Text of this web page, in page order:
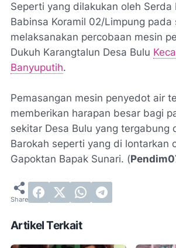
Seperti yang dilakukan oleh Serda
Babinsa Koramil 02/Limpung pada
melaksanakan percobaan mesin
Dukuh Karangtalun Desa Bulu
Banyuputih.
Pemasangan mesin penyedot air
memberikan harapan besar bagi
sekitar Desa Bulu yang tergabung
Barokah seperti yang di lontarkan
Gapoktan Bapak Sunari. (
Artikel Terkait